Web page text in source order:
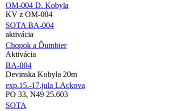
OM-004 D. Kobyla
KV z OM-004
SOTA BA-004
aktivácia
Chopok a Ďumbier
Aktivácia
BA-004
Devinska Kobyla 20m
exp.15.-17.jula LAckova
PO 33, N49 25.603
SOTA